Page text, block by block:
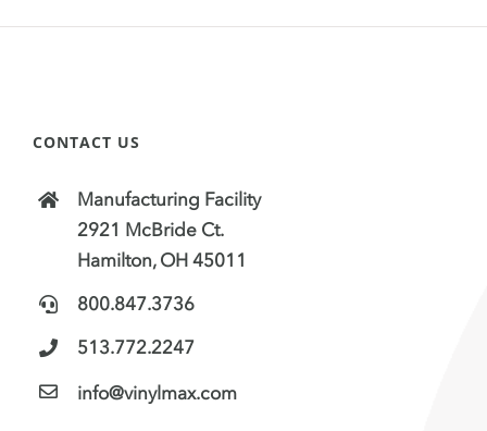
CONTACT US
Manufacturing Facility
2921 McBride Ct.
Hamilton, OH 45011
800.847.3736
513.772.2247
info@vinylmax.com